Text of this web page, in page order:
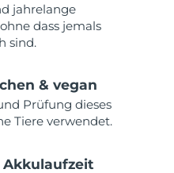
jahrelange
dass jemals
sind.
& vegan
Prüfung dieses
Tiere verwendet.